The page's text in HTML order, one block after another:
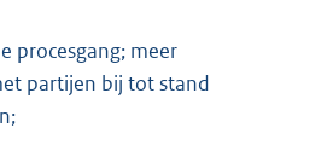
procesgang; meer
partijen bij tot stand